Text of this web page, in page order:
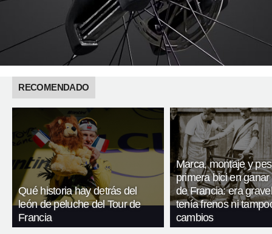
RECOMENDADO
Qué historia hay detrás del
león de peluche del Tour de
Francia
Marca, montaje y
primera bici en ganar
de Francia: era
tenía frenos ni
cambios